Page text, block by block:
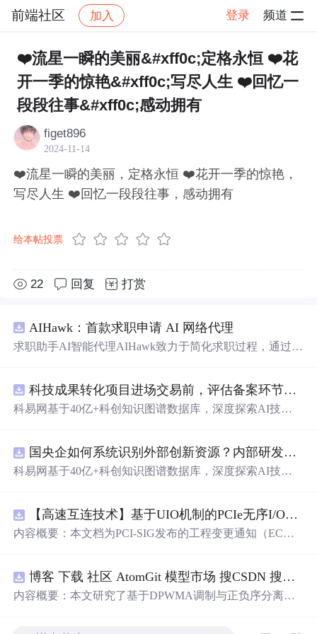
前端社区 加入 登录 频道
社区 前端社区 感慨 帖子详情
❤️流星一瞬的美丽&#xff0c;定格永恒 ❤️花
开一季的惊艳&#xff0c;写尽人生 ❤️回忆一
段段往事&#xff0c;感动拥有
figet896
2024-11-14
❤️流星一瞬的美丽，定格永恒 ❤️花开一季的惊艳，
写尽人生 ❤️回忆一段段往事，感动拥有
给本帖投票
22 回复 打赏
AIHawk：首款求职申请 AI 网络代理
求职助手AI智能代理AIHawk致力于简化求职过程，通过自
科技成果转化项目进场交易前，评估备案环节需要准备哪些材料？.docx
科易网基于40亿+科创知识图谱数据库，深度探索AI技术
新领域的AI+数智化解决方案，推动科技创新与产业创新
智能化发展。
国央企如何系统识别外部创新资源？内部研发体系完善，但对外部高校、中小科技企业技术能力缺乏动态认知。.docx
科易网基于40亿+科创知识图谱数据库，深度探索AI技术
新领域的AI+数智化解决方案，推动科技创新与产业创新
智能化发展。
【高速互连技术】基于UIO机制的PCIe无序I/O扩展：多路径架构下内存请求的高性能传输与排序控制方案设计
内容概要：本文档为PCI-SIG发布的工程变更通知（EC
规则对多路径拓扑和高性能IO系统的限制。UIO基于Flit模
式，定义了一套新的TLP（事务层包）类型和规则，允许
博客 下载 社区 AtomGit 模型市场 搜CSDN 搜索 AI 搜索 会员中心 创作中心 基于DPWMA调制与正负序分离的ANPC三电平并网逆变器前馈控制策略研究（Simulink仿真实现）
内容概要：本文研究了基于DPWMA调制与正负序分离的